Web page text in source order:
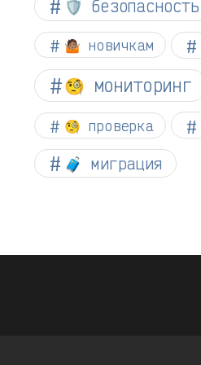
🛡️ безопасность
🤷🏽 новичкам
🧐 мониторинг
🧐 проверка
🧳 миграция